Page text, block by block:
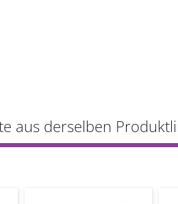
aus derselben